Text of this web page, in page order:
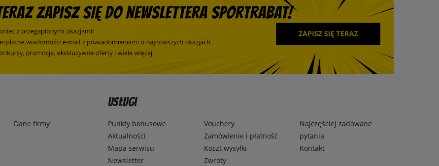
Dane firmy
Usługi
Punkty bonusowe
Aktualności
Mapa serwisu
Newsletter
Vouchery
Zamówienie i płatność
Koszt wysyłki
Zwroty
Najczęściej zadawane
pytania
Kontakt